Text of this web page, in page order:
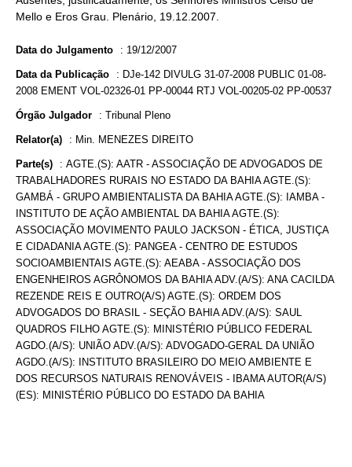
Mello e Eros Grau. Plenário, 19.12.2007.
Data do Julgamento : 19/12/2007
Data da Publicação : DJe-142 DIVULG 31-07-2008 PUBLIC 01-08-
2008 EMENT VOL-02326-01 PP-00044 RTJ VOL-00205-02 PP-00537
Órgão Julgador : Tribunal Pleno
Relator(a) : Min. MENEZES DIREITO
Parte(s) : AGTE.(S): AATR - ASSOCIAÇÃO DE ADVOGADOS DE
TRABALHADORES RURAIS NO ESTADO DA BAHIA AGTE.(S):
GAMBÁ - GRUPO AMBIENTALISTA DA BAHIA AGTE.(S): IAMBA -
INSTITUTO DE AÇÃO AMBIENTAL DA BAHIA AGTE.(S):
ASSOCIAÇÃO MOVIMENTO PAULO JACKSON - ÉTICA, JUSTIÇA
E CIDADANIA AGTE.(S): PANGEA - CENTRO DE ESTUDOS
SOCIOAMBIENTAIS AGTE.(S): AEABA - ASSOCIAÇÃO DOS
ENGENHEIROS AGRÔNOMOS DA BAHIA ADV.(A/S): ANA CACILDA
REZENDE REIS E OUTRO(A/S) AGTE.(S): ORDEM DOS
ADVOGADOS DO BRASIL - SEÇÃO BAHIA ADV.(A/S): SAUL
QUADROS FILHO AGTE.(S): MINISTÉRIO PÚBLICO FEDERAL
AGDO.(A/S): UNIÃO ADV.(A/S): ADVOGADO-GERAL DA UNIÃO
AGDO.(A/S): INSTITUTO BRASILEIRO DO MEIO AMBIENTE E
DOS RECURSOS NATURAIS RENOVÁVEIS - IBAMA AUTOR(A/S)
(ES): MINISTÉRIO PÚBLICO DO ESTADO DA BAHIA